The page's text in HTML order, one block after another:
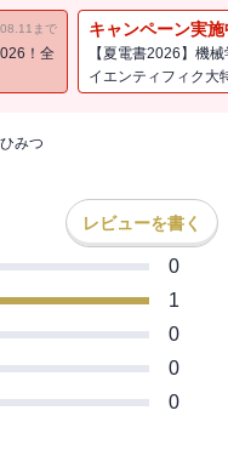
ストレータ：おのみさ が
食品には欠かすことのでき
もいえる麹について微生
ズ初の「食」の第一弾。
のレシピで楽しく実践！
まで
！全
キャンペーン実施
【夏電書2026】機
イエンティフィク大
みつ
レビューを書く
0
1
0
0
0